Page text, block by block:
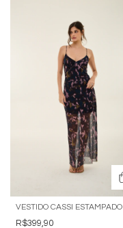
VESTIDO CASSI ESTAMPADO
R$399,90